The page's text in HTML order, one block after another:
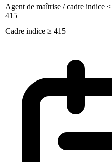
Agent de maîtrise / cadre indice <
415
Cadre indice ≥ 415